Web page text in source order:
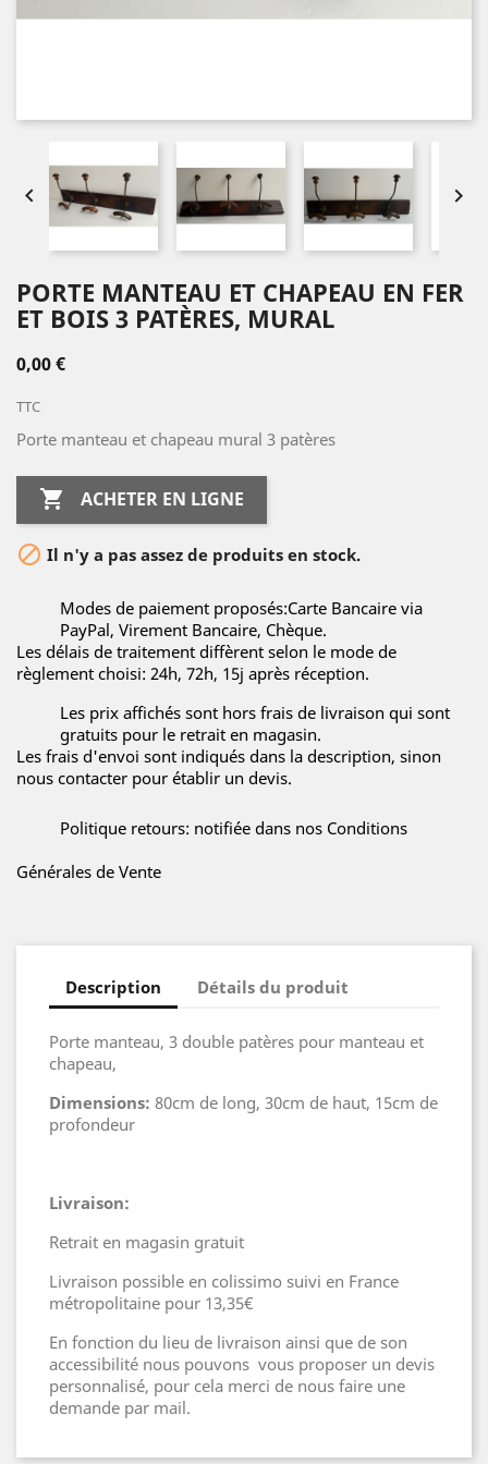
 
PORTE MANTEAU ET CHAPEAU EN FER
ET BOIS 3 PATÈRES, MURAL
0,00 €
TTC
Porte manteau et chapeau mural 3 patères
 ACHETER EN LIGNE
 Il n'y a pas assez de produits en stock.
Modes de paiement proposés:Carte Bancaire via
PayPal, Virement Bancaire, Chèque.
Les délais de traitement diffèrent selon le mode de
règlement choisi: 24h, 72h, 15j après réception.
Les prix affichés sont hors frais de livraison qui sont
gratuits pour le retrait en magasin.
Les frais d'envoi sont indiqués dans la description, sinon
nous contacter pour établir un devis.
Politique retours: notifiée dans nos Conditions
Générales de Vente
Description Détails du produit
Porte manteau, 3 double patères pour manteau et
chapeau,
Dimensions: 80cm de long, 30cm de haut, 15cm de
profondeur
Livraison:
Retrait en magasin gratuit
Livraison possible en colissimo suivi en France
métropolitaine pour 13,35€
En fonction du lieu de livraison ainsi que de son
accessibilité nous pouvons vous proposer un devis
personnalisé, pour cela merci de nous faire une
demande par mail.